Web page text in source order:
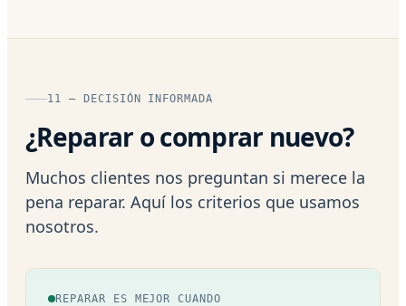
11 — DECISIÓN INFORMADA
¿Reparar o comprar nuevo?
Muchos clientes nos preguntan si merece la
pena reparar. Aquí los criterios que usamos
nosotros.
REPARAR ES MEJOR CUANDO